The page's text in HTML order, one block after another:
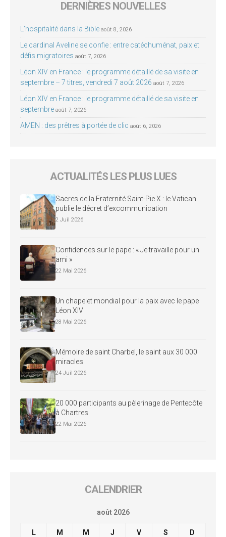
DERNIÈRES NOUVELLES
L’hospitalité dans la Bible août 8, 2026
Le cardinal Aveline se confie : entre catéchuménat, paix et
défis migratoires août 7, 2026
Léon XIV en France : le programme détaillé de sa visite en
septembre – 7 titres, vendredi 7 août 2026 août 7, 2026
Léon XIV en France : le programme détaillé de sa visite en
septembre août 7, 2026
AMEN : des prêtres à portée de clic août 6, 2026
ACTUALITÉS LES PLUS LUES
Sacres de la Fraternité Saint-Pie X : le Vatican
publie le décret d’excommunication
2 Juil 2026
Confidences sur le pape : « Je travaille pour un
ami »
22 Mai 2026
Un chapelet mondial pour la paix avec le pape
Léon XIV
28 Mai 2026
Mémoire de saint Charbel, le saint aux 30 000
miracles
24 Juil 2026
20 000 participants au pèlerinage de Pentecôte
à Chartres
22 Mai 2026
CALENDRIER
août 2026
L M M J V S D